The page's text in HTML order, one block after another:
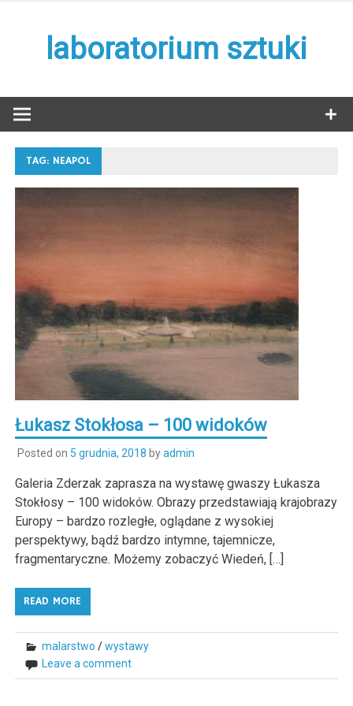
laboratorium sztuki
TAG: NEAPOL
Łukasz Stokłosa – 100 widoków
Posted on 5 grudnia, 2018 byadmin
Galeria Zderzak zaprasza na wystawę gwaszy Łukasza
Stokłosy – 100 widoków. Obrazy przedstawiają krajobrazy
Europy – bardzo rozległe, oglądane z wysokiej
perspektywy, bądź bardzo intymne, tajemnicze,
fragmentaryczne. Możemy zobaczyć Wiedeń, […]
READ MORE
malarstwo /wystawy
Leave a comment